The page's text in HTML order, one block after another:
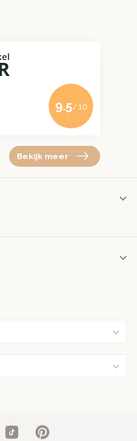
9.5/10
Bekijk meer